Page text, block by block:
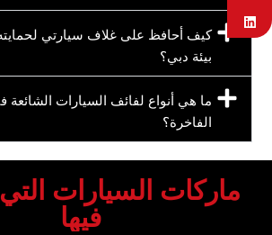
‏كيف أحافظ على غلاف سيارتي
بيئة دبي؟‏
‏ما هي أنواع لفائف السيارات
الفاخرة؟‏
‏ماركات السيارات
فيها‏